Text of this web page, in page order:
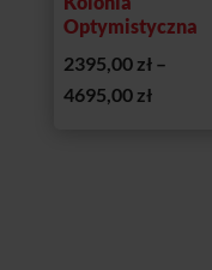
Optymistyczna
2395,00 zł –
4695,00 złZakres